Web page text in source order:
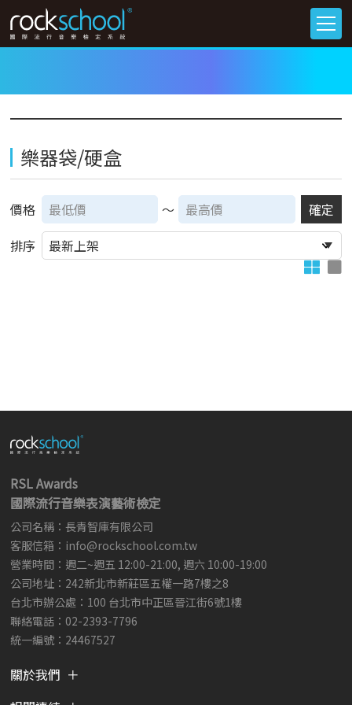
樂器袋/硬盒
價格 ～
確定
排序
RSL Awards
國際流行音樂表演藝術檢定
公司名稱：長青智庫有限公司
客服信箱： info@rockschool.com.tw ​
營業時間：週二~週五 12:00-21:00, 週六 10:00-19:00
公司地址：242新北市新莊區五權一路7樓之8
台北市辦公處：100 台北市中正區晉江街6號1樓
聯絡電話：02-2393-7796
統一編號：24467527
關於我們